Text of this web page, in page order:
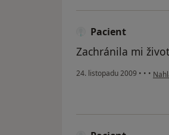
Pacient
Zachránila mi
24. listopadu 2009 • • •